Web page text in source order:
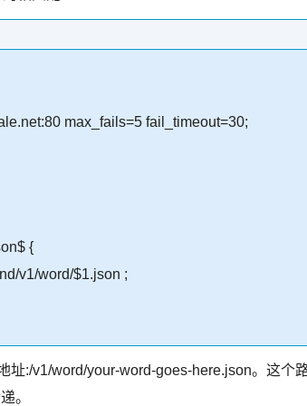
max_fails=5 fail_timeout=30;
{
v1/word/$1.json ;
址:/v1/word/your-word-goes-here.json。这个
。